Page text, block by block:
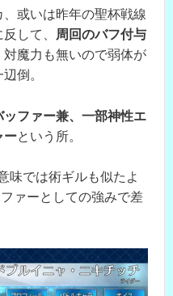
或いは昨年の聖杯戦線
して、
周回のバフ付与
対魔力も無いので弱体が
倒。
ッファー兼、一部神性エ
ーという所。
味では術ギルも似たよ
ァーとしての強みで差